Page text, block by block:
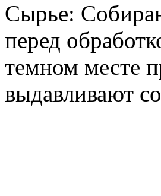
Сырье:
перед
темном месте
выдавливают